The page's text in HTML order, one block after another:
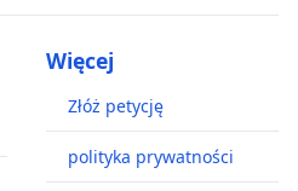
Więcej
Złóż petycję
polityka prywatności